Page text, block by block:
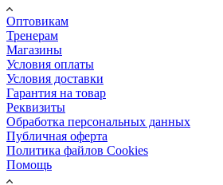
Оптовикам
Тренерам
Магазины
Условия оплаты
Условия доставки
Гарантия на товар
Реквизиты
Обработка персональных данных
Публичная оферта
Политика файлов Cookies
Помощь